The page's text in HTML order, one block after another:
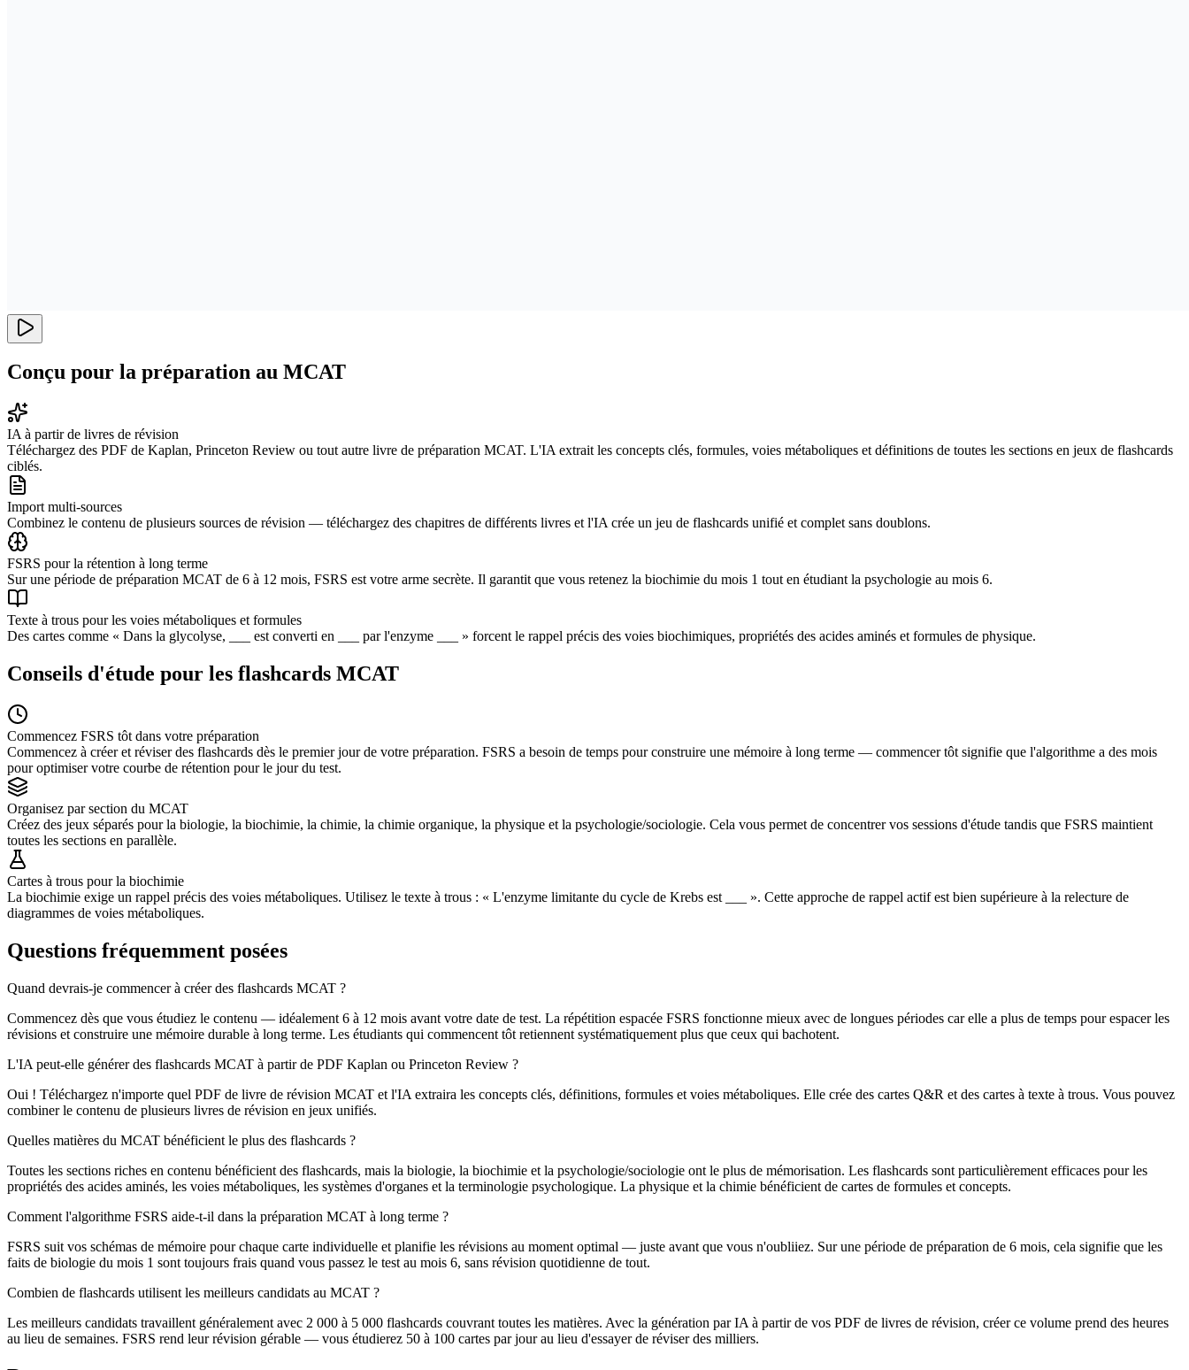
Conçu pour la préparation au MCAT
IA à partir de livres de révision
Téléchargez des PDF de Kaplan, Princeton Review ou tout autre livre de préparation MCAT. L'IA extrait les concepts clés, formules, voies métaboliques et définitions de toutes les sections en jeux de flashcards
ciblés.
Import multi-sources
Combinez le contenu de plusieurs sources de révision — téléchargez des chapitres de différents livres et l'IA crée un jeu de flashcards unifié et complet sans doublons.
FSRS pour la rétention à long terme
Sur une période de préparation MCAT de 6 à 12 mois, FSRS est votre arme secrète. Il garantit que vous retenez la biochimie du mois 1 tout en étudiant la psychologie au mois 6.
Texte à trous pour les voies métaboliques et formules
Des cartes comme « Dans la glycolyse, ___ est converti en ___ par l'enzyme ___ » forcent le rappel précis des voies biochimiques, propriétés des acides aminés et formules de physique.
Conseils d'étude pour les flashcards MCAT
Commencez FSRS tôt dans votre préparation
Commencez à créer et réviser des flashcards dès le premier jour de votre préparation. FSRS a besoin de temps pour construire une mémoire à long terme — commencer tôt signifie que l'algorithme a des mois
pour optimiser votre courbe de rétention pour le jour du test.
Organisez par section du MCAT
Créez des jeux séparés pour la biologie, la biochimie, la chimie, la chimie organique, la physique et la psychologie/sociologie. Cela vous permet de concentrer vos sessions d'étude tandis que FSRS maintient
toutes les sections en parallèle.
Cartes à trous pour la biochimie
La biochimie exige un rappel précis des voies métaboliques. Utilisez le texte à trous : « L'enzyme limitante du cycle de Krebs est ___ ». Cette approche de rappel actif est bien supérieure à la relecture de
diagrammes de voies métaboliques.
Questions fréquemment posées
Quand devrais-je commencer à créer des flashcards MCAT ?
Commencez dès que vous étudiez le contenu — idéalement 6 à 12 mois avant votre date de test. La répétition espacée FSRS fonctionne mieux avec de longues périodes car elle a plus de temps pour espacer les
révisions et construire une mémoire durable à long terme. Les étudiants qui commencent tôt retiennent systématiquement plus que ceux qui bachotent.
L'IA peut-elle générer des flashcards MCAT à partir de PDF Kaplan ou Princeton Review ?
Oui ! Téléchargez n'importe quel PDF de livre de révision MCAT et l'IA extraira les concepts clés, définitions, formules et voies métaboliques. Elle crée des cartes Q&R et des cartes à texte à trous. Vous pouvez
combiner le contenu de plusieurs livres de révision en jeux unifiés.
Quelles matières du MCAT bénéficient le plus des flashcards ?
Toutes les sections riches en contenu bénéficient des flashcards, mais la biologie, la biochimie et la psychologie/sociologie ont le plus de mémorisation. Les flashcards sont particulièrement efficaces pour les
propriétés des acides aminés, les voies métaboliques, les systèmes d'organes et la terminologie psychologique. La physique et la chimie bénéficient de cartes de formules et concepts.
Comment l'algorithme FSRS aide-t-il dans la préparation MCAT à long terme ?
FSRS suit vos schémas de mémoire pour chaque carte individuelle et planifie les révisions au moment optimal — juste avant que vous n'oubliiez. Sur une période de préparation de 6 mois, cela signifie que les
faits de biologie du mois 1 sont toujours frais quand vous passez le test au mois 6, sans révision quotidienne de tout.
Combien de flashcards utilisent les meilleurs candidats au MCAT ?
Les meilleurs candidats travaillent généralement avec 2 000 à 5 000 flashcards couvrant toutes les matières. Avec la génération par IA à partir de vos PDF de livres de révision, créer ce volume prend des heures
au lieu de semaines. FSRS rend leur révision gérable — vous étudierez 50 à 100 cartes par jour au lieu d'essayer de réviser des milliers.